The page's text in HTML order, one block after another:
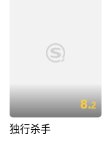
8.2
独行杀手